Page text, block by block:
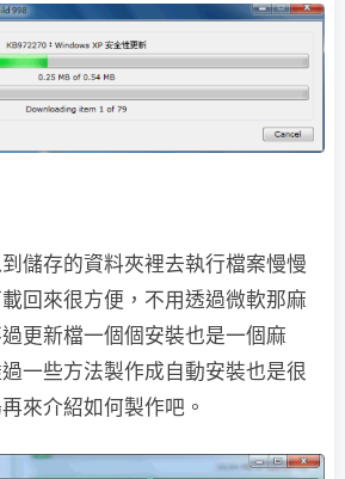
儲存的資料夾裡去執行檔案慢慢
回來很方便，不用透過微軟那麻
更新檔一個個安裝也是一個麻
一些方法製作成自動安裝也是很
來介紹如何製作吧。